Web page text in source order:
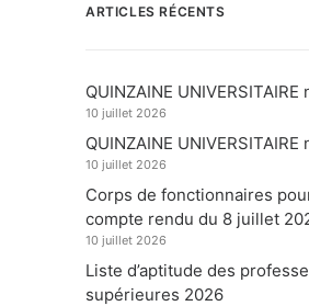
ARTICLES RÉCENTS
QUINZAINE UNIVERSITAIRE
10 juillet 2026
QUINZAINE UNIVERSITAIRE
10 juillet 2026
Corps de fonctionnaires
compte rendu du 8 juillet
10 juillet 2026
Liste d’aptitude des
supérieures 2026